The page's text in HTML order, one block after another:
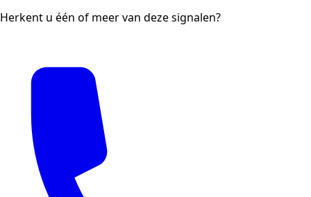
Herkent u één of meer van deze signalen?